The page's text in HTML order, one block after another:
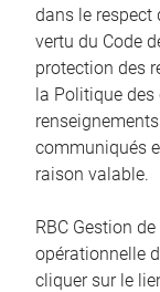
dans le respect
vertu du Code
protection des
la Politique des
communiqués
raison valable.
RBC Gestion
opérationnelle
cliquer sur le